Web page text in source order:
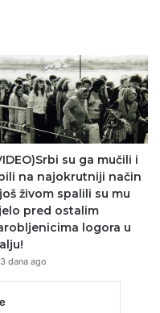
su ga mučili i
na najokrutniji način
živom spalili su mu
pred ostalim
logora u
3 dana ago